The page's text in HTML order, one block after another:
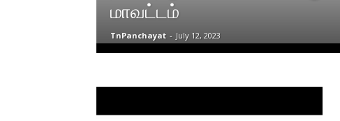
மாவட்டம்
TnPanchayat - July 12, 2023